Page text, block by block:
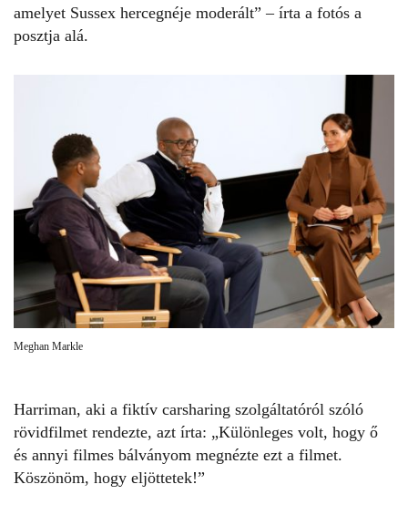
amelyet Sussex hercegnéje moderált” – írta a fotós a
posztja alá.
Meghan Markle
Harriman, aki a fiktív carsharing szolgáltatóról szóló
rövidfilmet rendezte, azt írta: „Különleges volt, hogy ő
és annyi filmes bálványom megnézte ezt a filmet.
Köszönöm, hogy eljöttetek!”